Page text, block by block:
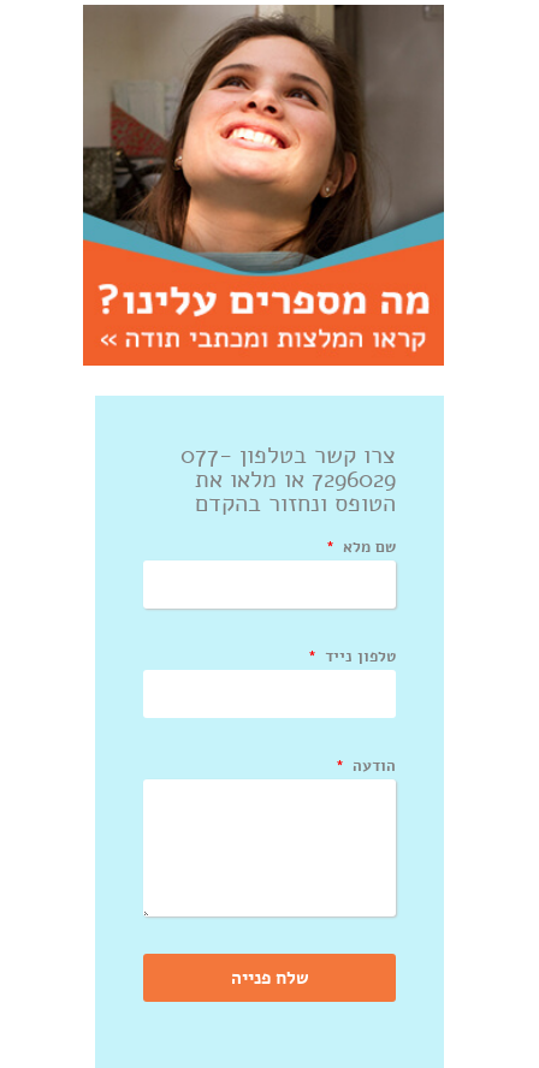
צרו קשר בטלפון 077-
7296029 או מלאו את
הטופס ונחזור בהקדם
שם מלא
טלפון נייד
הודעה
שלח פנייה